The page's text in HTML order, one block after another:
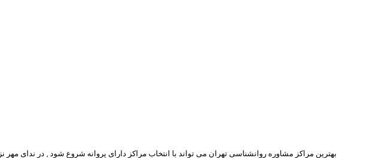
بهترین مراکز مشاوره روانشناسی تهران می تواند با انتخاب مراکز دارای پروانه شروع شود , در